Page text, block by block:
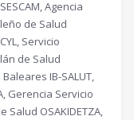
Agencia
de Salud
Servicio
de Salud
IB-SALUT,
Gerencia Servicio
Salud OSAKIDETZA,